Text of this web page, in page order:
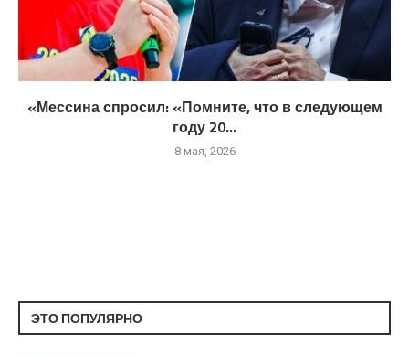
«Мессина спросил: «Помните, что в следующем
году 20...
8 мая, 2026
ЭТО ПОПУЛЯРНО